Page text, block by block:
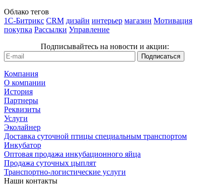
Облако тегов
1С-Битрикс CRM дизайн интерьер магазин Мотивация
покупка Рассылки Управление
Подписывайтесь на новости и акции:
Компания
О компании
История
Партнеры
Реквизиты
Услуги
Эколайнер
Доставка суточной птицы специальным транспортом
Инкубатор
Оптовая продажа инкубационного яйца
Продажа суточных цыплят
Транспортно-логистические услуги
Наши контакты